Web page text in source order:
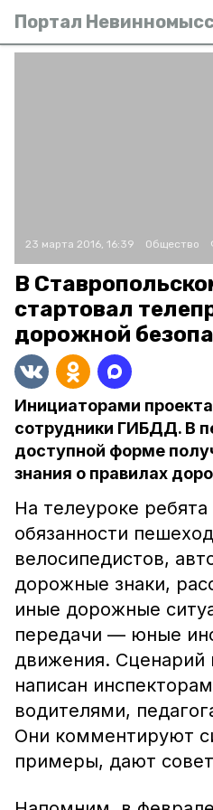
Портал
23 марта 2016, 16:39 Общество
В
стартовал
дорожной
Инициаторами
сотрудники ГИБДД. В
доступной форме
знания о правилах
На телеуроке ребята
обязанности
велосипедистов,
дорожные знаки,
иные дорожные
передачи — юные
движения. Сценарий
написан
водителями,
Они комментируют
примеры, дают